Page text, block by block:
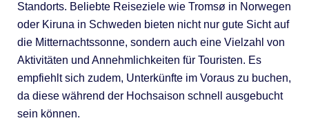
Standorts. Beliebte Reiseziele wie Tromsø in Norwegen
oder Kiruna in Schweden bieten nicht nur gute Sicht auf
die Mitternachtssonne, sondern auch eine Vielzahl von
Aktivitäten und Annehmlichkeiten für Touristen. Es
empfiehlt sich zudem, Unterkünfte im Voraus zu buchen,
da diese während der Hochsaison schnell ausgebucht
sein können.